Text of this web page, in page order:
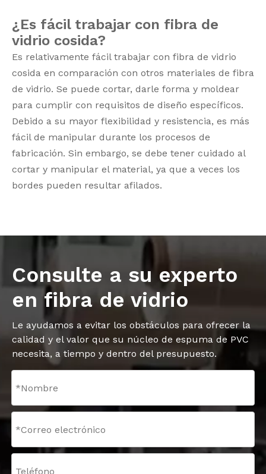
¿Es fácil trabajar con fibra de
vidrio cosida?
Es relativamente fácil trabajar con fibra de vidrio
cosida en comparación con otros materiales de fibra
de vidrio. Se puede cortar, darle forma y moldear
para cumplir con requisitos de diseño específicos.
Debido a su mayor flexibilidad y resistencia, es más
fácil de manipular durante los procesos de
fabricación. Sin embargo, se debe tener cuidado al
cortar y manipular el material, ya que a veces los
bordes pueden resultar afilados.
Consulte a su experto
en fibra de vidrio
Le ayudamos a evitar los obstáculos para ofrecer la
calidad y el valor que su núcleo de espuma de PVC
necesita, a tiempo y dentro del presupuesto.